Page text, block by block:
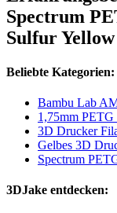
Spectrum
Sulfur Yellow
Beliebte Kategorien:
Bambu Lab
1,75mm PETG
3D Drucker
Gelbes 3D
Spectrum
3DJake entdecken: